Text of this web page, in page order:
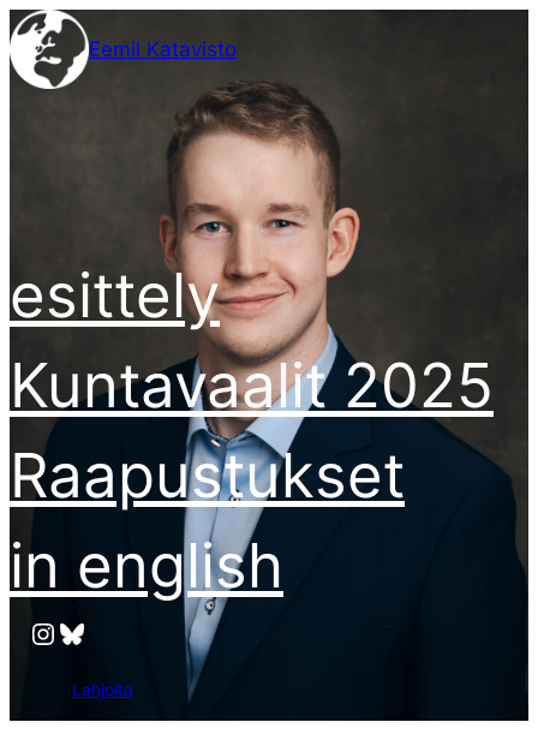
Siirry
sisältöönEemil Katavisto
esittely
Kuntavaalit 2025
Raapustukset
in english
Instagram Bluesky
Lahjoita